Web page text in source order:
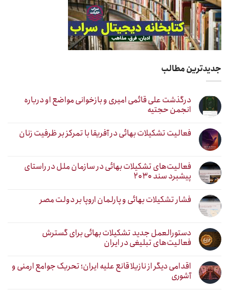
جدیدترین مطالب
درگذشت علی قائمی امیری و بازخوانی مواضع او درباره
انجمن حجتیه
فعالیت تشکیلات بهائی در آفریقا با تمرکز بر ظرفیت زنان
فعالیت‌های تشکیلات بهائی در سازمان ملل در راستای
پیشبرد سند ۲۰۳۰
فشار تشکیلات بهائی و پارلمان اروپا بر دولت مصر
دستورالعمل جدید تشکیلات بهائی برای گسترش
فعالیت‌های تبلیغی در ایران
اقدامی دیگر از نازیلا قانع علیه ایران؛ تحریک جوامع ارمنی و
آشوری